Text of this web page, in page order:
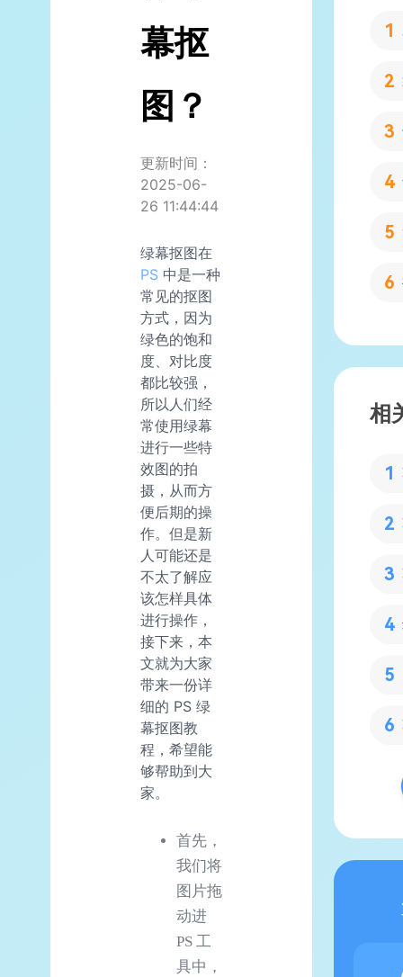
幕抠
图？
更新时间：
2025-06-
26 11:44:44
绿幕抠图在
PS 中是一种
常见的抠图
方式，因为
绿色的饱和
度、对比度
都比较强，
所以人们经
常使用绿幕
进行一些特
效图的拍
摄，从而方
便后期的操
作。但是新
人可能还是
不太了解应
该怎样具体
进行操作，
接下来，本
文就为大家
带来一份详
细的 PS 绿
幕抠图教
程，希望能
够帮助到大
家。
首先，
我们将
图片拖
动进
PS 工
具中，
相